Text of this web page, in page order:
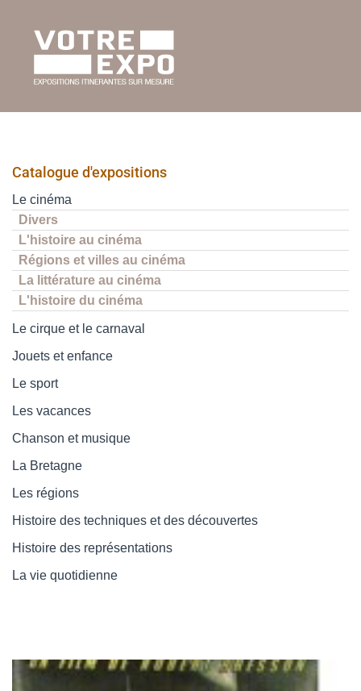
Catalogue d'expositions
Le cinéma
Divers
L'histoire au cinéma
Régions et villes au cinéma
La littérature au cinéma
L'histoire du cinéma
Le cirque et le carnaval
Jouets et enfance
Le sport
Les vacances
Chanson et musique
La Bretagne
Les régions
Histoire des techniques et des découvertes
Histoire des représentations
La vie quotidienne